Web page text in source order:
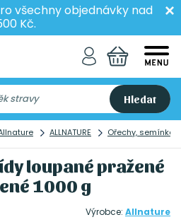
všechny objednávky nad
Kč.
Hledat
ALLNATURE Ořechy, semínka
loupané pražené
1000 g
Výrobce: Allnature